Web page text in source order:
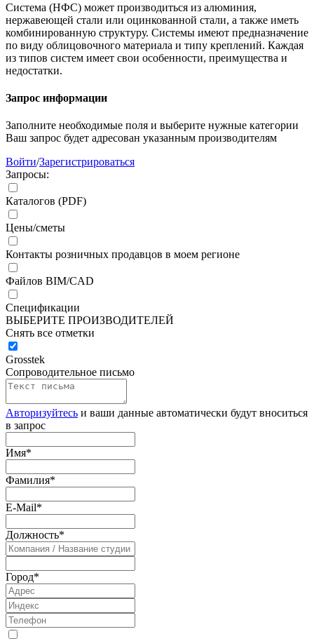
Система (НФС) может производиться из алюминия,
нержавеющей стали или оцинкованной стали, а также иметь
комбинированную структуру. Системы имеют предназначение
по виду облицовочного материала и типу креплений. Каждая
из типов систем имеет свои особенности, преимущества и
недостатки.
Запрос информации
Заполните необходимые поля и выберите нужные категории
Ваш запрос будет адресован указанным производителям
Войти/Зарегистрироваться
Запросы:
Каталогов (PDF)
Цены/сметы
Контакты розничных продавцов в моем регионе
Файлов BIM/CAD
Спецификации
ВЫБЕРИТЕ ПРОИЗВОДИТЕЛЕЙ
Снять все отметки
Grosstek
Сопроводительное письмо
Авторизуйтесь и ваши данные автоматически будут вноситься
в запрос
Имя*
Фамилия*
E-Mail*
Должность*
Город*